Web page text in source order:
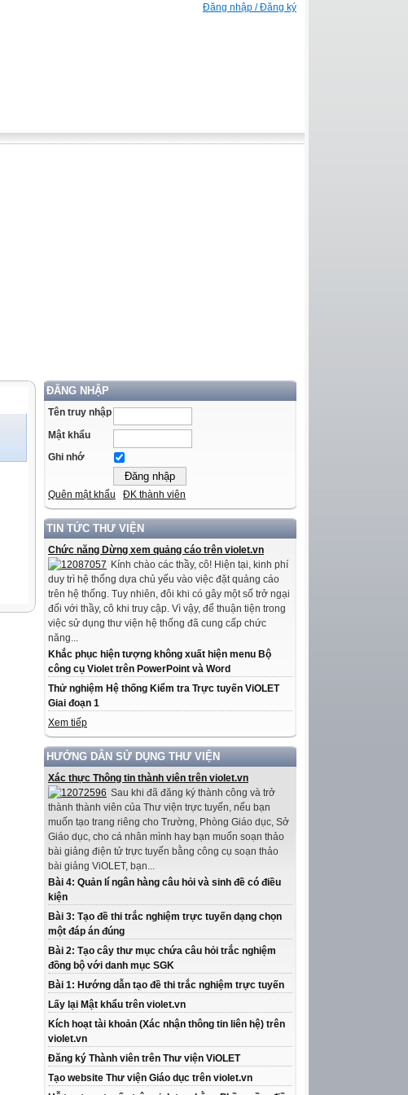
Đăng nhập / Đăng ký
ĐĂNG NHẬP
Tên truy nhập
Mật khẩu
Ghi nhớ
Quên mật khẩu ĐK thành viên
TIN TỨC THƯ VIỆN
Chức năng Dừng xem quảng cáo trên violet.vn
Kính chào các thầy, cô! Hiện tại, kinh phí
duy trì hệ thống dựa chủ yếu vào việc đặt quảng cáo
trên hệ thống. Tuy nhiên, đôi khi có gây một số trở ngại
đối với thầy, cô khi truy cập. Vì vậy, để thuận tiện trong
việc sử dụng thư viện hệ thống đã cung cấp chức
năng...
Khắc phục hiện tượng không xuất hiện menu Bộ
công cụ Violet trên PowerPoint và Word
Thử nghiệm Hệ thống Kiểm tra Trực tuyến ViOLET
Giai đoạn 1
Xem tiếp
HƯỚNG DẪN SỬ DỤNG THƯ VIỆN
Xác thực Thông tin thành viên trên violet.vn
Sau khi đã đăng ký thành công và trở
thành thành viên của Thư viện trực tuyến, nếu bạn
muốn tạo trang riêng cho Trường, Phòng Giáo dục, Sở
Giáo dục, cho cá nhân mình hay bạn muốn soạn thảo
bài giảng điện tử trực tuyến bằng công cụ soạn thảo
bài giảng ViOLET, bạn...
Bài 4: Quản lí ngân hàng câu hỏi và sinh đề có điều
kiện
Bài 3: Tạo đề thi trắc nghiệm trực tuyến dạng chọn
một đáp án đúng
Bài 2: Tạo cây thư mục chứa câu hỏi trắc nghiệm
đồng bộ với danh mục SGK
Bài 1: Hướng dẫn tạo đề thi trắc nghiệm trực tuyến
Lấy lại Mật khẩu trên violet.vn
Kích hoạt tài khoản (Xác nhận thông tin liên hệ) trên
violet.vn
Đăng ký Thành viên trên Thư viện ViOLET
Tạo website Thư viện Giáo dục trên violet.vn